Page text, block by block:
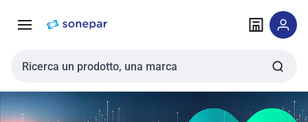
navigazione alla
Cerca input